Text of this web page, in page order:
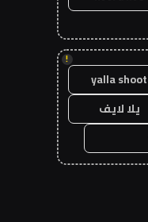
!
yalla shoot
يلا لايف